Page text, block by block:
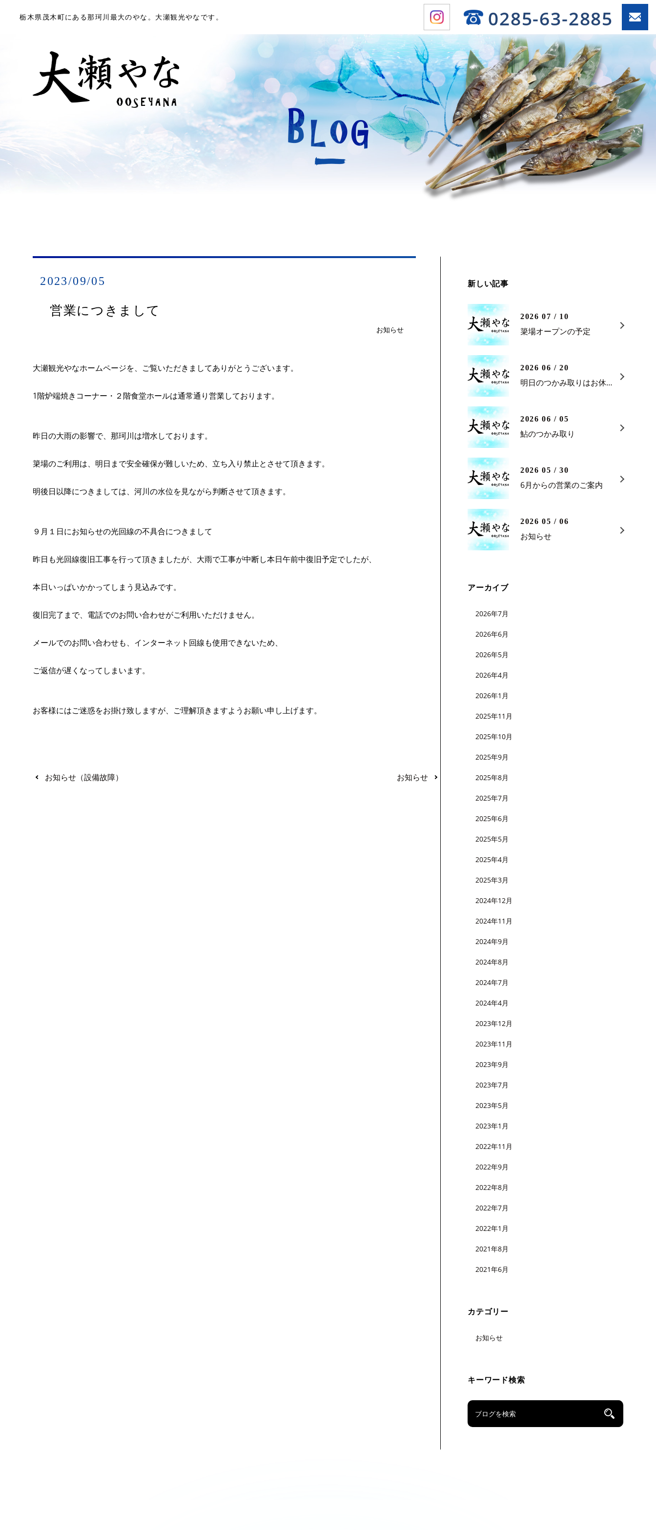
栃木県茂木町にある那珂川最大のやな。大瀬観光やなです。 0285-63-2885
TOP やなで遊ぶ お料理を食べる
2023/09/05
営業につきまして
お知らせ
大瀬観光やなホームページを、ご覧いただきましてありがとうございます。
1階炉端焼きコーナー・２階食堂ホールは通常通り営業しております。
昨日の大雨の影響で、那珂川は増水しております。
簗場のご利用は、明日まで安全確保が難しいため、立ち入り禁止とさせて頂きます。
明後日以降につきましては、河川の水位を見ながら判断させて頂きます。
９月１日にお知らせの光回線の不具合につきまして
昨日も光回線復旧工事を行って頂きましたが、大雨で工事が中断し本日午前中復旧予定でしたが、
本日いっぱいかかってしまう見込みです。
復旧完了まで、電話でのお問い合わせがご利用いただけません。
メールでのお問い合わせも、インターネット回線も使用できないため、
ご返信が遅くなってしまいます。
お客様にはご迷惑をお掛け致しますが、ご理解頂きますようお願い申し上げます。
お知らせ（設備故障） お知らせ
新しい記事
2026 07 / 10
簗場オープンの予定
2026 06 / 20
明日のつかみ取りはお休みです。
2026 06 / 05
鮎のつかみ取り
2026 05 / 30
6月からの営業のご案内
2026 05 / 06
お知らせ
アーカイブ
2026年7月
2026年6月
2026年5月
2026年4月
2026年1月
2025年11月
2025年10月
2025年9月
2025年8月
2025年7月
2025年6月
2025年5月
2025年4月
2025年3月
2024年12月
2024年11月
2024年9月
2024年8月
2024年7月
2024年4月
2023年12月
2023年11月
2023年9月
2023年7月
2023年5月
2023年1月
2022年11月
2022年9月
2022年8月
2022年7月
2022年1月
2021年8月
2021年6月
カテゴリー
お知らせ
キーワード検索